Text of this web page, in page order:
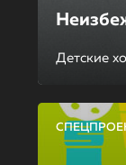
Детские